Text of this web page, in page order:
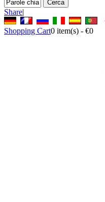
Share|
Shopping Cart0 item(s) - €0